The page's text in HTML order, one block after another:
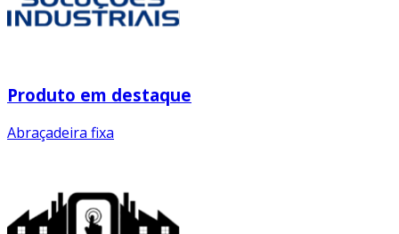
Produto em destaque
Abraçadeira fixa